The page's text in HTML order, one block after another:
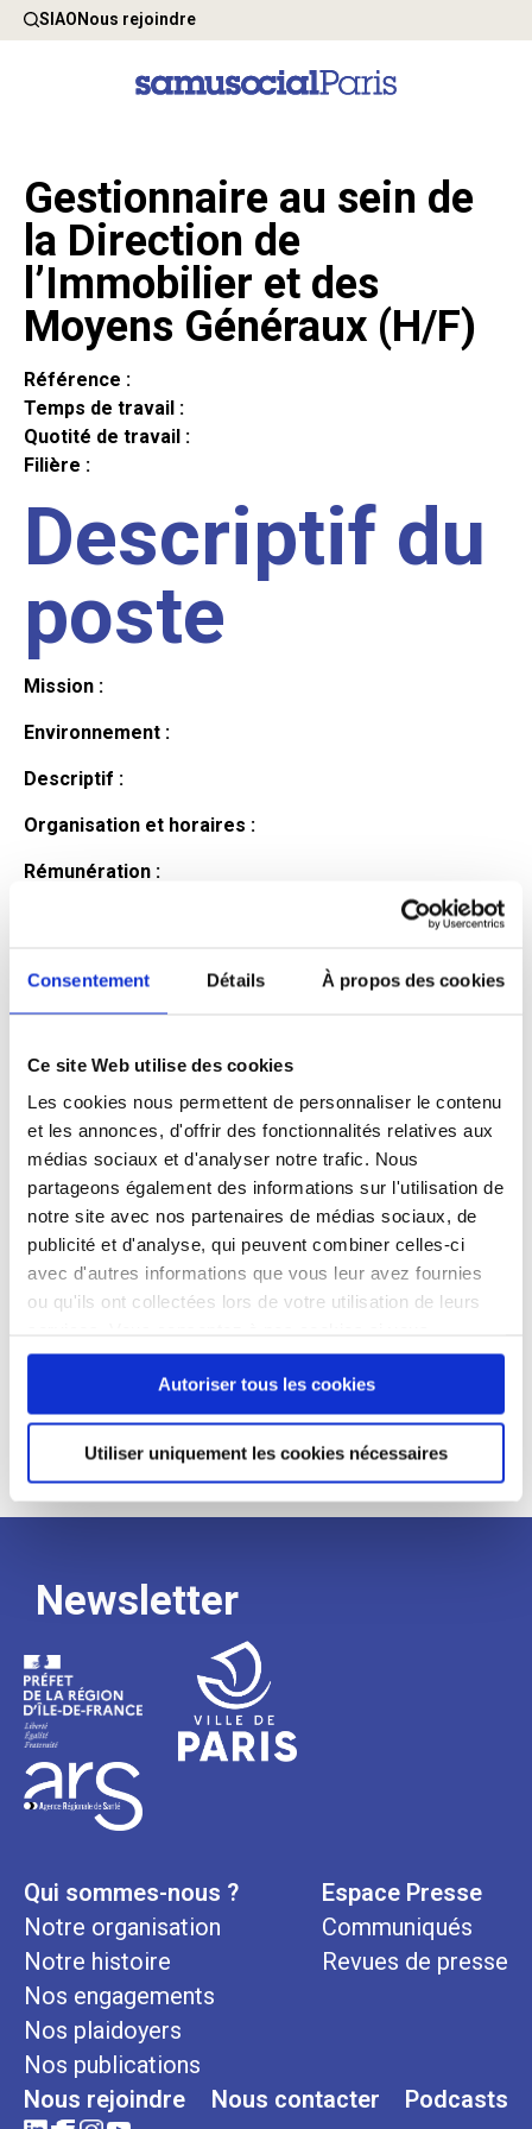
Consentement Détails À propos des cookies
Ce site Web utilise des cookies
Les cookies nous permettent de personnaliser le contenu
et les annonces, d'offrir des fonctionnalités relatives aux
médias sociaux et d'analyser notre trafic. Nous
partageons également des informations sur l'utilisation de
notre site avec nos partenaires de médias sociaux, de
publicité et d'analyse, qui peuvent combiner celles-ci
avec d'autres informations que vous leur avez fournies
ou qu'ils ont collectées lors de votre utilisation de leurs
continuez à utiliser notre site Web.
Autoriser tous les cookies
Utiliser uniquement les cookies nécessaires
SIAONous rejoindre
Gestionnaire au sein de
la Direction de
l’Immobilier et des
Moyens Généraux (H/F)
Référence :
Temps de travail :
Quotité de travail :
Filière :
Descriptif du
poste
Mission :
Environnement :
Descriptif :
Organisation et horaires :
Rémunération :
Profil du
candidat
Qualifications et diplômes :
Profil recherché :
Processus
de
recrutement
Newsletter
Qui sommes-nous ?
Notre organisation
Notre histoire
Nos engagements
Nos plaidoyers
Nos publications
Espace Presse
Communiqués
Revues de presse
Nous rejoindre Nous contacter Podcasts